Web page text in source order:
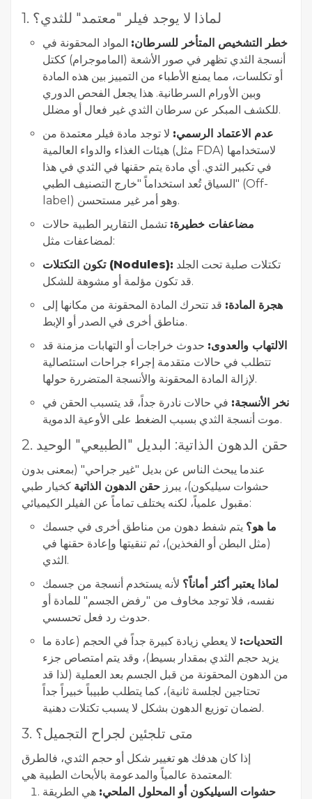
1. لماذا لا يوجد فيلر "معتمد" للثدي؟
خطر التشخيص المتأخر للسرطان: المواد المحقونة في
أنسجة الثدي تظهر في صور الأشعة (الماموجرام) ككتل
أو تكلسات، مما يمنع الأطباء من التمييز بين هذه المادة
وبين الأورام السرطانية. هذا يجعل الفحص الدوري
للكشف المبكر عن سرطان الثدي غير فعال أو مضلل.
عدم الاعتماد الرسمي: لا توجد مادة فيلر معتمدة من
هيئات الغذاء والدواء العالمية (مثل FDA) لاستخدامها
في تكبير الثدي. أي مادة يتم حقنها في الثدي في هذا
السياق تُعد استخداماً "خارج التصنيف الطبي" (Off-
label) وهو أمر غير مستحسن.
مضاعفات خطيرة: تشمل التقارير الطبية حالات
لمضاعفات مثل:
تكون التكتلات (Nodules):
قد تكون مؤلمة أو مشوهة للشكل.
هجرة المادة: قد تتحرك المادة المحقونة من مكانها إلى
مناطق أخرى في الصدر أو الإبط.
الالتهاب والعدوى: حدوث خراجات أو التهابات مزمنة قد
تتطلب في حالات متقدمة إجراء جراحات استئصالية
لإزالة المادة المحقونة والأنسجة المتضررة حولها.
نخر الأنسجة: في حالات نادرة جداً، قد يتسبب الحقن في
موت أنسجة الثدي بسبب الضغط على الأوعية الدموية.
2. حقن الدهون الذاتية: البديل "الطبيعي" الوحيد
عندما يبحث الناس عن بديل "غير جراحي" (بمعنى بدون
حشوات سيليكون)، يبرز حقن الدهون الذاتية كخيار طبي
مقبول علمياً، لكنه يختلف تماماً عن الفيلر الكيميائي:
ما هو؟ يتم شفط دهون من مناطق أخرى في جسمك
(مثل البطن أو الفخذين)، ثم تنقيتها وإعادة حقنها في
الثدي.
لماذا يعتبر أكثر أماناً؟ لأنه يستخدم أنسجة من جسمك
نفسه، فلا توجد مخاوف من "رفض الجسم" للمادة أو
حدوث رد فعل تحسسي.
التحديات: لا يعطي زيادة كبيرة جداً في الحجم (عادة ما
يزيد حجم الثدي بمقدار بسيط)، وقد يتم امتصاص جزء
من الدهون المحقونة من قبل الجسم بعد العملية (لذا قد
تحتاجين لجلسة ثانية)، كما يتطلب طبيباً خبيراً جداً
لضمان توزيع الدهون بشكل لا يسبب تكتلات دهنية.
3. متى تلجئين لجراح التجميل؟
إذا كان هدفك هو تغيير شكل أو حجم الثدي، فالطرق
المعتمدة عالمياً والمدعومة بالأبحاث الطبية هي:
حشوات السيليكون أو المحلول الملحي: هي الطريقة